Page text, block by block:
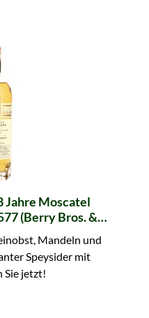
Jahre Moscatel
(Berry Bros. &
Mandeln und
Speysider mit
Sie jetzt!